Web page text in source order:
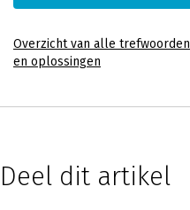
Overzicht van alle trefwoorden
en oplossingen
Deel dit artikel